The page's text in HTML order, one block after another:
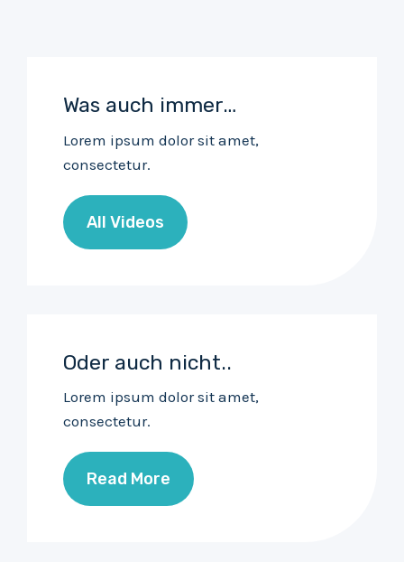
Was auch immer…
Lorem ipsum dolor sit amet,
consectetur.
All Videos
Oder auch nicht..
Lorem ipsum dolor sit amet,
consectetur.
Read More